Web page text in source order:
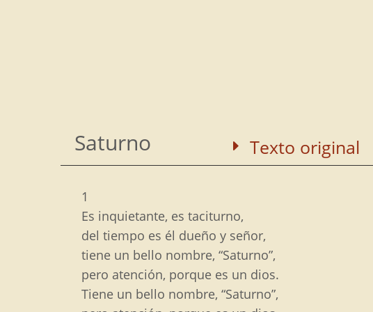
Saturno Texto original
1
Es inquietante, es taciturno,
del tiempo es él dueño y señor,
tiene un bello nombre, “Saturno”,
pero atención, porque es un dios.
Tiene un bello nombre, “Saturno”,